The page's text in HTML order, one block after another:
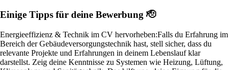
Einige Tipps für deine Bewerbung 🫡
Energieeffizienz & Technik im CV hervorheben:Falls du Erfahrung im
Bereich der Gebäudeversorgungstechnik hast, stell sicher, dass du
relevante Projekte und Erfahrungen in deinem Lebenslauf klar
darstellst. Zeig deine Kenntnisse zu Systemen wie Heizung, Lüftung,